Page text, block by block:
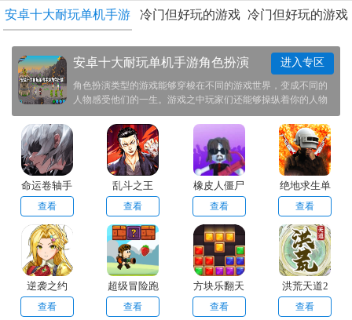
安卓十大耐玩单机手游 冷门但好玩的游戏 冷门但好玩的游戏
安卓十大耐玩单机手游角色扮演
角色扮演类型的游戏能够穿梭在不同的游戏世界，变成不同的
人物感受他们的一生。游戏之中玩家们还能够操纵着你的人物
去成长，结交朋友。同时玩家们也会与人结仇，十分真实，让
人分不清到底那个是现实与游戏。
进入专区
命运卷轴手
游
查看
乱斗之王
查看
橡皮人僵尸
生存
查看
绝地求生单
机版
查看
逆袭之约
查看
超级冒险跑
步
查看
方块乐翻天
查看
洪荒天道2
主宰免
查看